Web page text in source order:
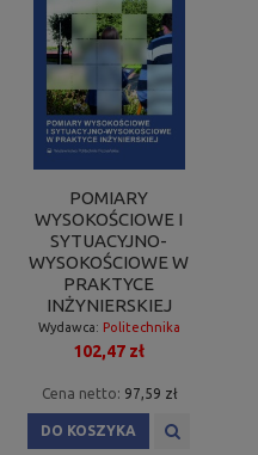
POMIARY
WYSOKOŚCIOWE I
SYTUACYJNO-
WYSOKOŚCIOWE W
PRAKTYCE
INŻYNIERSKIEJ
Wydawca: Politechnika
Poznańska
102,47 zł
Cena netto: 97,59 zł
DO KOSZYKA